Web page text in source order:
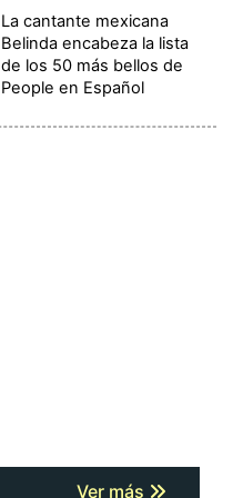
La cantante mexicana
Belinda encabeza la lista
de los 50 más bellos de
People en Español
Ver más